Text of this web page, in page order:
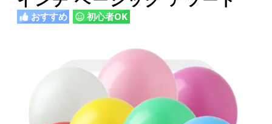
おすすめ 初心者OK